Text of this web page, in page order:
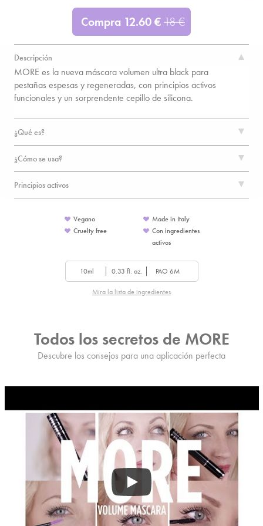
Compra 12.60€18€
Descripción
MORE es la nueva máscara volumen ultra black para
pestañas espesas y regeneradas, con principios activos
funcionales y un sorprendente cepillo de silicona.
¿Qué es?
¿Cómo se usa?
Principios activos
Vegano
Cruelty free
Made in Italy
Con ingredientes
activos
10ml 0.33 fl. oz. PAO 6M
Mira la lista de ingredientes
Todos los secretos de MORE
Descubre los consejos para una aplicación perfecta